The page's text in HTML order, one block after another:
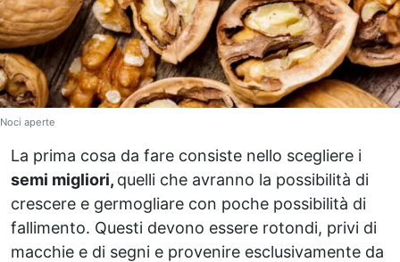
Noci aperte
La prima cosa da fare consiste nello scegliere i
semi migliori, quelli che avranno la possibilità di
crescere e germogliare con poche possibilità di
fallimento. Questi devono essere rotondi, privi di
macchie e di segni e provenire esclusivamente da